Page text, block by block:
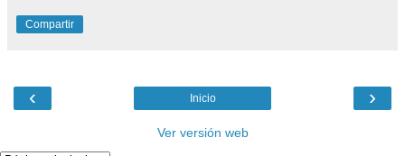
Compartir
‹ ›
Inicio
Ver versión web